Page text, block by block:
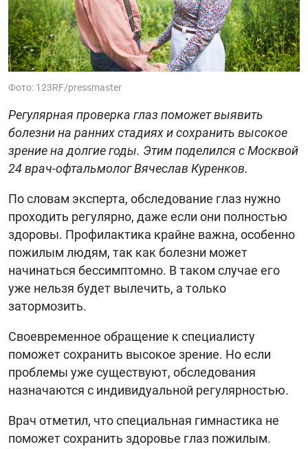
Фото: 123RF/pressmaster
Регулярная проверка глаз поможет выявить
болезни на ранних стадиях и сохранить высокое
зрение на долгие годы. Этим поделился с Москвой
24 врач-офтальмолог Вячеслав Куренков.
По словам эксперта, обследование глаз нужно
проходить регулярно, даже если они полностью
здоровы. Профилактика крайне важна, особенно
пожилым людям, так как болезни может
начинаться бессимптомно. В таком случае его
уже нельзя будет вылечить, а только
затормозить.
Своевременное обращение к специалисту
поможет сохранить высокое зрение. Но если
проблемы уже существуют, обследования
назначаются с индивидуальной регулярностью.
Врач отметил, что специальная гимнастика не
поможет сохранить здоровье глаз пожилым.